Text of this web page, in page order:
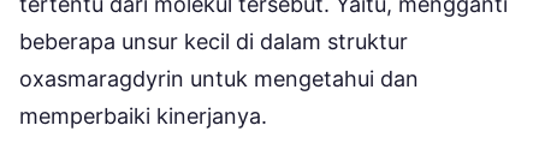
beberapa unsur kecil di dalam struktur
oxasmaragdyrin untuk mengetahui dan
memperbaiki kinerjanya.